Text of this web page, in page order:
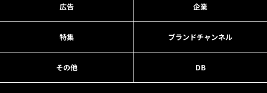
広告 企業
特集 ブランドチャンネル
その他 DB